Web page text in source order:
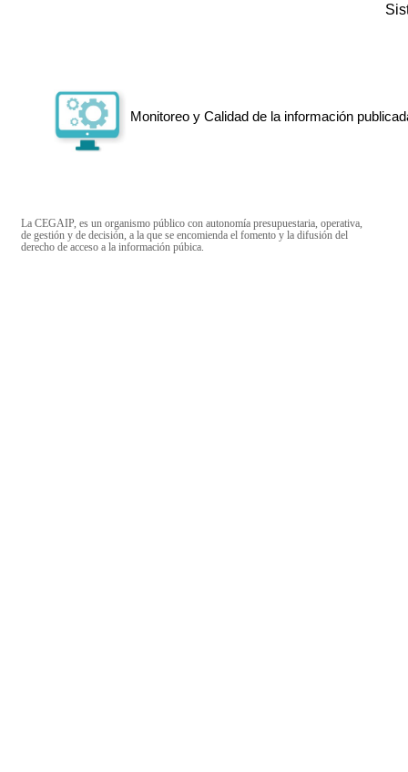
Monitoreo y Calidad de la información
La CEGAIP, es un organismo público con autonomía presupuestaria, operativa,
de gestión y de decisión, a la que se encomienda el fomento y la difusión del
derecho de acceso a la información púbica.